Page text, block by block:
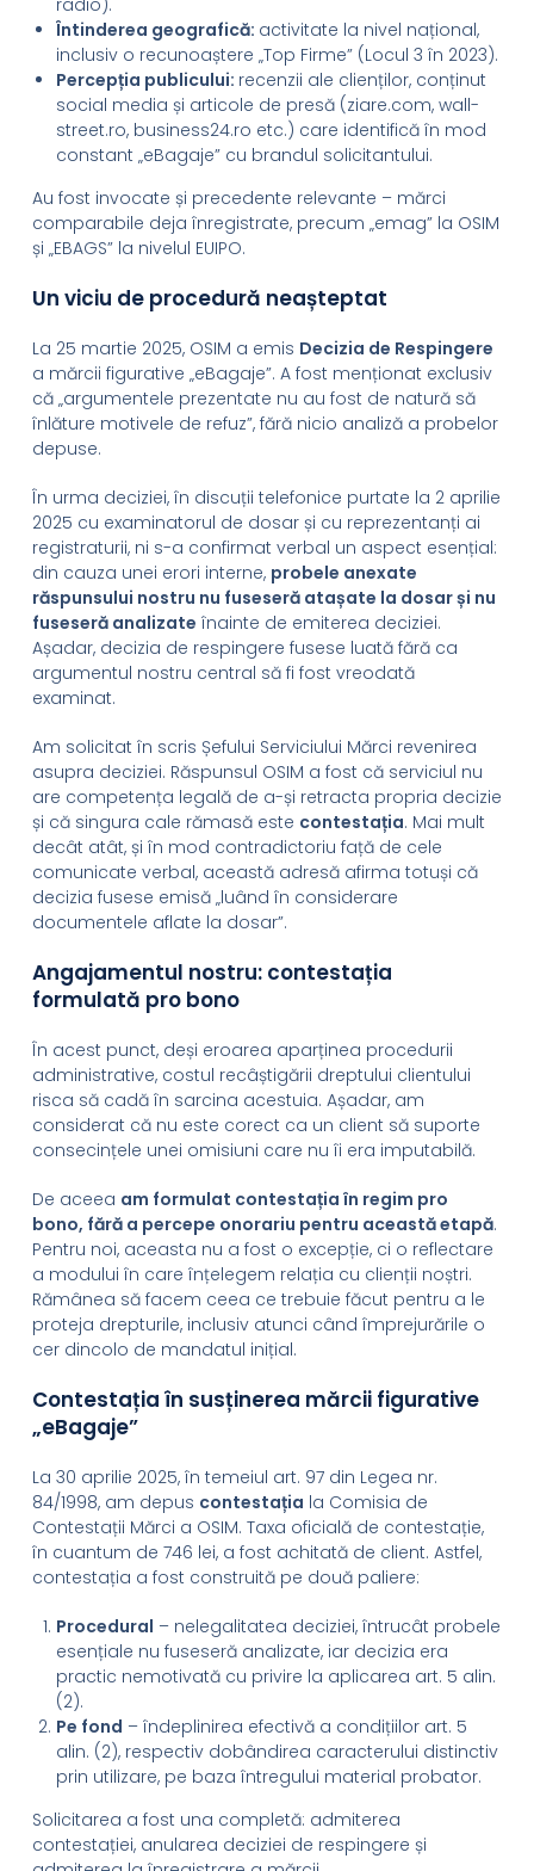
radio).
Întinderea geografică: activitate la nivel național,
inclusiv o recunoaștere „Top Firme” (Locul 3 în 2023).
Percepția publicului: recenzii ale clienților, conținut
social media și articole de presă (ziare.com, wall-
street.ro, business24.ro etc.) care identifică în mod
constant „eBagaje” cu brandul solicitantului.
Au fost invocate și precedente relevante – mărci
comparabile deja înregistrate, precum „emag” la OSIM
și „EBAGS” la nivelul EUIPO.
Un viciu de procedură neașteptat
La 25 martie 2025, OSIM a emis Decizia de Respingere
a mărcii figurative „eBagaje”. A fost menționat exclusiv
că „argumentele prezentate nu au fost de natură să
înlăture motivele de refuz”, fără nicio analiză a probelor
depuse.
În urma deciziei, în discuții telefonice purtate la 2 aprilie
2025 cu examinatorul de dosar și cu reprezentanți ai
registraturii, ni s-a confirmat verbal un aspect esențial:
din cauza unei erori interne, probele anexate
răspunsului nostru nu fuseseră atașate la dosar și nu
fuseseră analizate înainte de emiterea deciziei.
Așadar, decizia de respingere fusese luată fără ca
argumentul nostru central să fi fost vreodată
examinat.
Am solicitat în scris Șefului Serviciului Mărci revenirea
asupra deciziei. Răspunsul OSIM a fost că serviciul nu
are competența legală de a-și retracta propria decizie
și că singura cale rămasă este contestația. Mai mult
decât atât, și în mod contradictoriu față de cele
comunicate verbal, această adresă afirma totuși că
decizia fusese emisă „luând în considerare
documentele aflate la dosar”.
Angajamentul nostru: contestația
formulată pro bono
În acest punct, deși eroarea aparținea procedurii
administrative, costul recâștigării dreptului clientului
risca să cadă în sarcina acestuia. Așadar, am
considerat că nu este corect ca un client să suporte
consecințele unei omisiuni care nu îi era imputabilă.
De aceea am formulat contestația în regim pro
bono, fără a percepe onorariu pentru această etapă.
Pentru noi, aceasta nu a fost o excepție, ci o reflectare
a modului în care înțelegem relația cu clienții noștri.
Rămânea să facem ceea ce trebuie făcut pentru a le
proteja drepturile, inclusiv atunci când împrejurările o
cer dincolo de mandatul inițial.
Contestația în susținerea mărcii figurative
„eBagaje”
La 30 aprilie 2025, în temeiul art. 97 din Legea nr.
84/1998, am depus contestația la Comisia de
Contestații Mărci a OSIM. Taxa oficială de contestație,
în cuantum de 746 lei, a fost achitată de client. Astfel,
contestația a fost construită pe două paliere:
Procedural – nelegalitatea deciziei, întrucât probele
esențiale nu fuseseră analizate, iar decizia era
practic nemotivată cu privire la aplicarea art. 5 alin.
(2).
Pe fond – îndeplinirea efectivă a condițiilor art. 5
alin. (2), respectiv dobândirea caracterului distinctiv
prin utilizare, pe baza întregului material probator.
Solicitarea a fost una completă: admiterea
contestației, anularea deciziei de respingere și